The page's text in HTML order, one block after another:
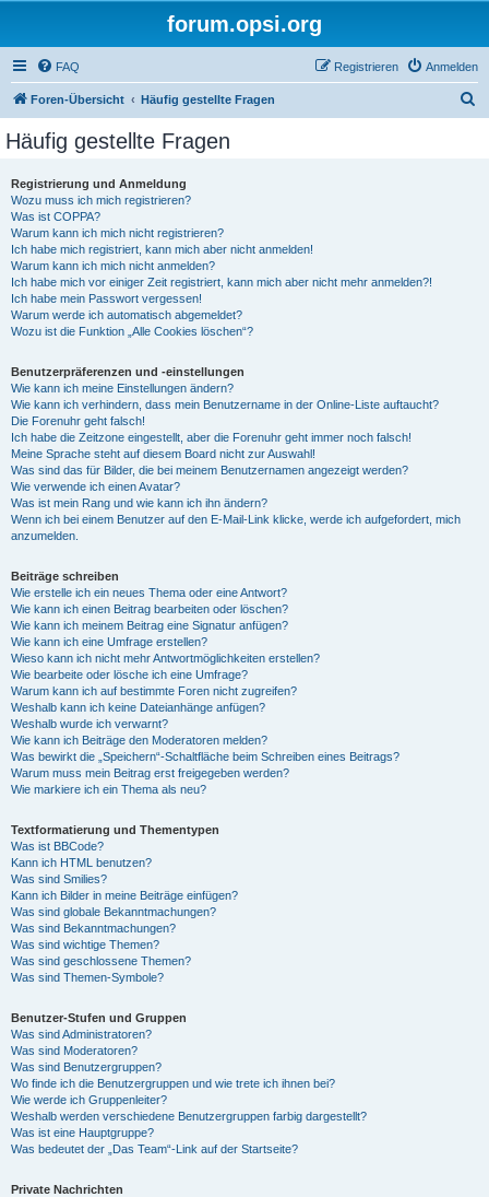
forum.opsi.org
FAQ Anmelden
Registrieren
Foren-Übersicht Häufig gestellte Fragen
Häufig gestellte Fragen
Registrierung und Anmeldung
Wozu muss ich mich registrieren?
Was ist COPPA?
Warum kann ich mich nicht registrieren?
Ich habe mich registriert, kann mich aber nicht anmelden!
Warum kann ich mich nicht anmelden?
Ich habe mich vor einiger Zeit registriert, kann mich aber nicht mehr anmelden?!
Ich habe mein Passwort vergessen!
Warum werde ich automatisch abgemeldet?
Wozu ist die Funktion „Alle Cookies löschen“?
Benutzerpräferenzen und -einstellungen
Wie kann ich meine Einstellungen ändern?
Wie kann ich verhindern, dass mein Benutzername in der Online-Liste auftaucht?
Die Forenuhr geht falsch!
Ich habe die Zeitzone eingestellt, aber die Forenuhr geht immer noch falsch!
Meine Sprache steht auf diesem Board nicht zur Auswahl!
Was sind das für Bilder, die bei meinem Benutzernamen angezeigt werden?
Wie verwende ich einen Avatar?
Was ist mein Rang und wie kann ich ihn ändern?
Wenn ich bei einem Benutzer auf den E-Mail-Link klicke, werde ich aufgefordert, mich
anzumelden.
Beiträge schreiben
Wie erstelle ich ein neues Thema oder eine Antwort?
Wie kann ich einen Beitrag bearbeiten oder löschen?
Wie kann ich meinem Beitrag eine Signatur anfügen?
Wie kann ich eine Umfrage erstellen?
Wieso kann ich nicht mehr Antwortmöglichkeiten erstellen?
Wie bearbeite oder lösche ich eine Umfrage?
Warum kann ich auf bestimmte Foren nicht zugreifen?
Weshalb kann ich keine Dateianhänge anfügen?
Weshalb wurde ich verwarnt?
Wie kann ich Beiträge den Moderatoren melden?
Was bewirkt die „Speichern“-Schaltfläche beim Schreiben eines Beitrags?
Warum muss mein Beitrag erst freigegeben werden?
Wie markiere ich ein Thema als neu?
Textformatierung und Thementypen
Was ist BBCode?
Kann ich HTML benutzen?
Was sind Smilies?
Kann ich Bilder in meine Beiträge einfügen?
Was sind globale Bekanntmachungen?
Was sind Bekanntmachungen?
Was sind wichtige Themen?
Was sind geschlossene Themen?
Was sind Themen-Symbole?
Benutzer-Stufen und Gruppen
Was sind Administratoren?
Was sind Moderatoren?
Was sind Benutzergruppen?
Wo finde ich die Benutzergruppen und wie trete ich ihnen bei?
Wie werde ich Gruppenleiter?
Weshalb werden verschiedene Benutzergruppen farbig dargestellt?
Was ist eine Hauptgruppe?
Was bedeutet der „Das Team“-Link auf der Startseite?
Private Nachrichten